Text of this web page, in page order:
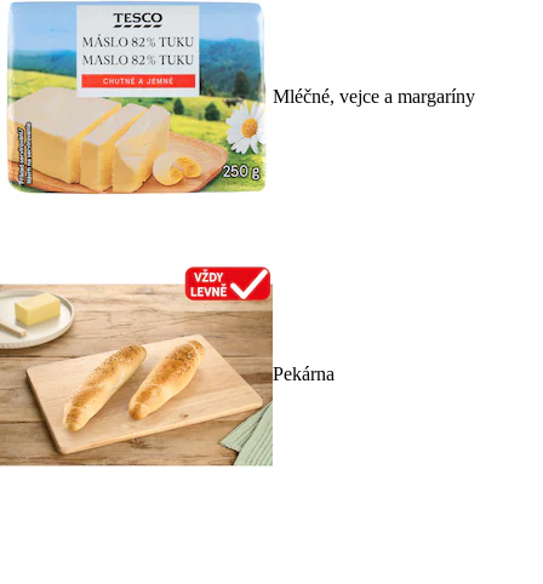
Mléčné, vejce a margaríny
Pekárna